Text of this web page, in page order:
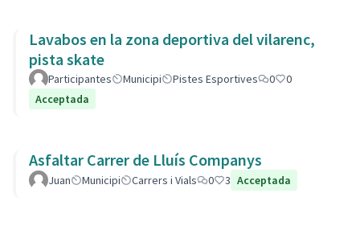
Lavabos en la zona deportiva del vilarenc,
pista skate
Participantes Municipi Pistes Esportives 0
0
Acceptada
Asfaltar Carrer de Lluís Companys
Juan Municipi Carrers i Vials 0 3 Acceptada